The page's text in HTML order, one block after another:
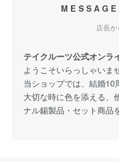
店長
テイクルーツ公式オンラ
ようこそいらっしゃいませ
当ショップでは、結婚
大切な時に色を添える、
ナル錫製品・セット商品